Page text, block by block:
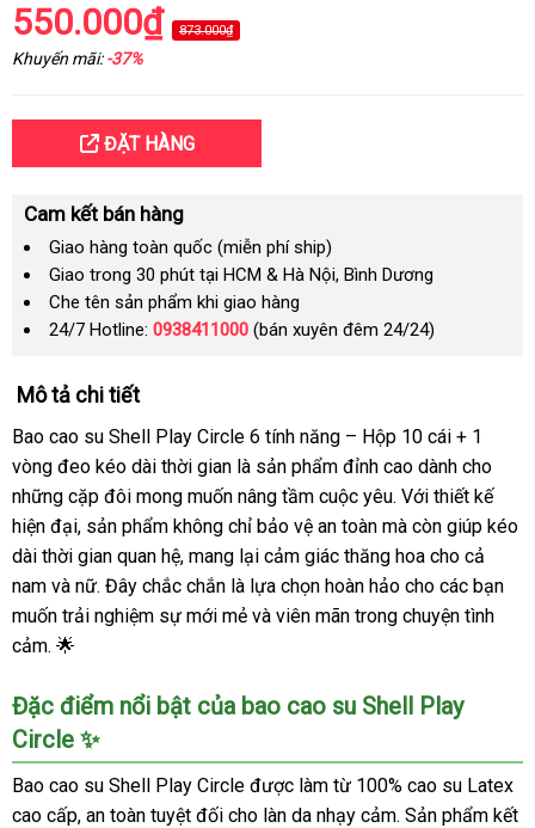
550.000₫ 873.000₫
Khuyến mãi:-37%
ĐẶT HÀNG
Cam kết bán hàng
Giao hàng toàn quốc (miễn phí ship)
Giao trong 30 phút tại HCM & Hà Nội, Bình Dương
Che tên sản phẩm khi giao hàng
24/7 Hotline: 0938411000 (bán xuyên đêm 24/24)
Mô tả chi tiết
Bao cao su Shell Play Circle 6 tính năng – Hộp 10 cái + 1
vòng đeo kéo dài thời gian là sản phẩm đỉnh cao dành cho
những cặp đôi mong muốn nâng tầm cuộc yêu. Với thiết kế
hiện đại, sản phẩm không chỉ bảo vệ an toàn mà còn giúp kéo
dài thời gian quan hệ, mang lại cảm giác thăng hoa cho cả
nam và nữ. Đây chắc chắn là lựa chọn hoàn hảo cho các bạn
muốn trải nghiệm sự mới mẻ và viên mãn trong chuyện tình
cảm. 🌟
Đặc điểm nổi bật của bao cao su Shell Play
Circle ✨
Bao cao su Shell Play Circle được làm từ 100% cao su Latex
cao cấp, an toàn tuyệt đối cho làn da nhạy cảm. Sản phẩm kết